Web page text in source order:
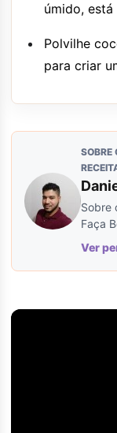
úmido,
Polvilhe
para criar
SOBRE
Sobre
Faça
Ver